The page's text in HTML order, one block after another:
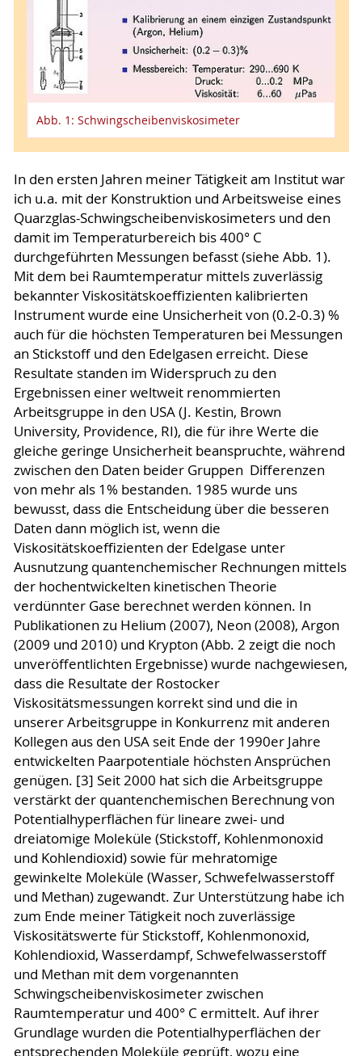
Abb. 1: Schwingscheibenviskosimeter
In den ersten Jahren meiner Tätigkeit am Institut war
ich u.a. mit der Konstruktion und Arbeitsweise eines
Quarzglas-Schwingscheibenviskosimeters und den
damit im Temperaturbereich bis 400° C
durchgeführten Messungen befasst (siehe Abb. 1).
Mit dem bei Raumtemperatur mittels zuverlässig
bekannter Viskositätskoeffizienten kalibrierten
Instrument wurde eine Unsicherheit von (0.2-0.3) %
auch für die höchsten Temperaturen bei Messungen
an Stickstoff und den Edelgasen erreicht. Diese
Resultate standen im Widerspruch zu den
Ergebnissen einer weltweit renommierten
Arbeitsgruppe in den USA (J. Kestin, Brown
University, Providence, RI), die für ihre Werte die
gleiche geringe Unsicherheit beanspruchte, während
zwischen den Daten beider Gruppen Differenzen
von mehr als 1% bestanden. 1985 wurde uns
bewusst, dass die Entscheidung über die besseren
Daten dann möglich ist, wenn die
Viskositätskoeffizienten der Edelgase unter
Ausnutzung quantenchemischer Rechnungen mittels
der hochentwickelten kinetischen Theorie
verdünnter Gase berechnet werden können. In
Publikationen zu Helium (2007), Neon (2008), Argon
(2009 und 2010) und Krypton (Abb. 2 zeigt die noch
unveröffentlichten Ergebnisse) wurde nachgewiesen,
dass die Resultate der Rostocker
Viskositätsmessungen korrekt sind und die in
unserer Arbeitsgruppe in Konkurrenz mit anderen
Kollegen aus den USA seit Ende der 1990er Jahre
entwickelten Paarpotentiale höchsten Ansprüchen
genügen. [3] Seit 2000 hat sich die Arbeitsgruppe
verstärkt der quantenchemischen Berechnung von
Potentialhyperflächen für lineare zwei- und
dreiatomige Moleküle (Stickstoff, Kohlenmonoxid
und Kohlendioxid) sowie für mehratomige
gewinkelte Moleküle (Wasser, Schwefelwasserstoff
und Methan) zugewandt. Zur Unterstützung habe ich
zum Ende meiner Tätigkeit noch zuverlässige
Viskositätswerte für Stickstoff, Kohlenmonoxid,
Kohlendioxid, Wasserdampf, Schwefelwasserstoff
und Methan mit dem vorgenannten
Schwingscheibenviskosimeter zwischen
Raumtemperatur und 400° C ermittelt. Auf ihrer
Grundlage wurden die Potentialhyperflächen der
entsprechenden Moleküle geprüft, wozu eine